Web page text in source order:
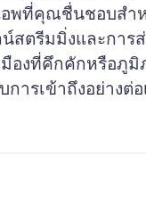
อพที่คุณชื่นชอบสำ
สตรีมมิ่งและการ
องที่คึกคักหรือภูมิ
การเข้าถึงอย่าง